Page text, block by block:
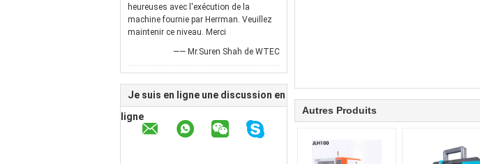
heureuses avec l'exécution de la
machine fournie par Herrman. Veuillez
maintenir ce niveau. Merci
—— Mr.Suren Shah de WTEC
Je suis en ligne une discussion en
ligne
Autres Produits